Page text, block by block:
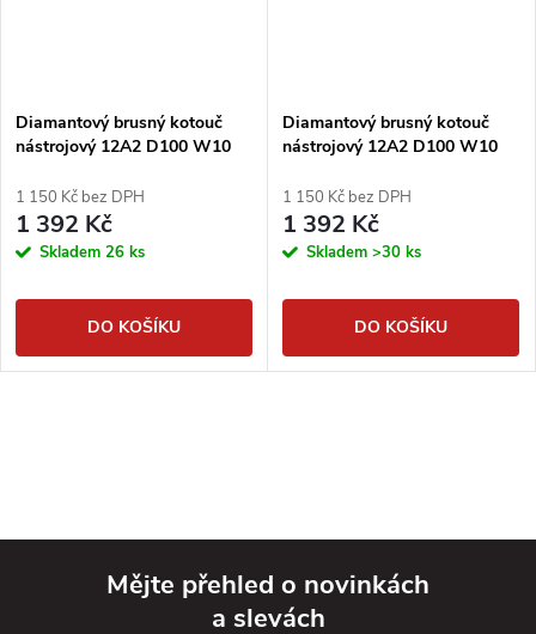
Diamantový brusný kotouč
nástrojový 12A2 D100 W10
1 150 Kč bez DPH
1 392 Kč
Skladem 26 ks
DO KOŠÍKU
Diamantový brusný kotouč
nástrojový 12A2 D100 W10
1 150 Kč bez DPH
1 392 Kč
Skladem >30 ks
DO KOŠÍKU
Mějte přehled o novinkách
a slevách